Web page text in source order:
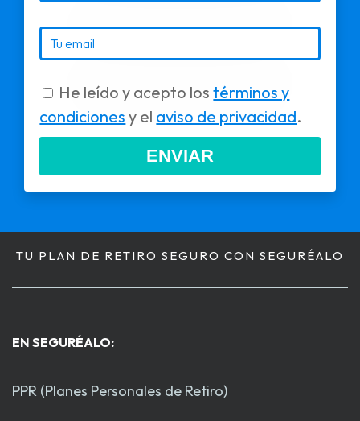
He leído y acepto lostérminos y
condiciones y el aviso de privacidad.
ENVIAR
TU PLAN DE RETIRO SEGURO CON SEGURÉALO
EN SEGURÉALO:
PPR (Planes Personales de Retiro)